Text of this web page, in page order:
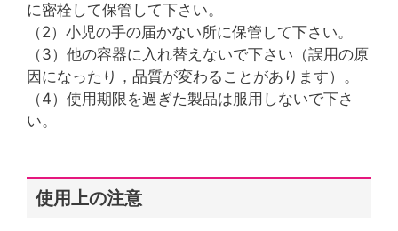
に密栓して保管して下さい。
（2）小児の手の届かない所に保管して下さい。
（3）他の容器に入れ替えないで下さい（誤用の原
因になったり，品質が変わることがあります）。
（4）使用期限を過ぎた製品は服用しないで下さ
い。
使用上の注意